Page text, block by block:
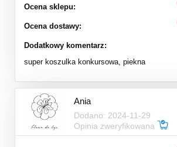
Ocena sklepu:
Ocena dostawy:
Dodatkowy komentarz:
super koszulka konkursowa, piekna
Ania
Dodano: 2024-11-29
Opinia zweryfikowana